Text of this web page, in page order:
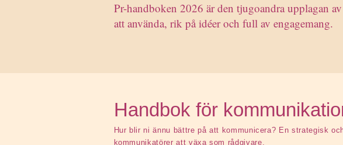
Pr-handboken 2026 är den tjugoandra upplagan
att använda, rik på idéer och full av engagemang.
Handbok för
Hur blir ni ännu bättre på att kommunicera? En strategisk
kommunikatörer att växa som rådgivare.